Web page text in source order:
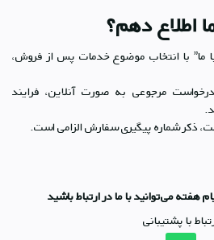
اطلاع دهم؟
ما” با انتخاب موضوع خدمات پس از فروش،
مرجوعی به صورت آنلاین، فرایند
ذکر شماره پیگیری سفارش الزامی است.
هفته می‌توانید با ما در ارتباط باشید
با پشتیبانی